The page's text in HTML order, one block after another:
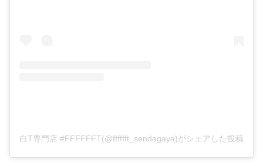
白T専門店 #FFFFFFT(@fffffft_sendagaya)がシェアした投稿